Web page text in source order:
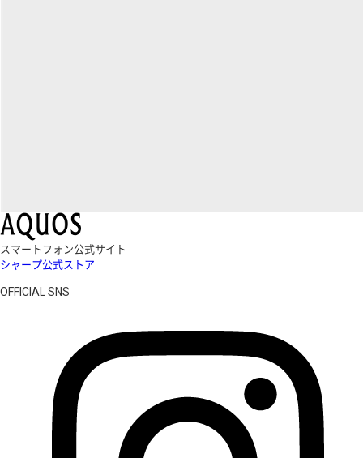
スマートフォン公式サイト
シャープ公式ストア
OFFICIAL SNS